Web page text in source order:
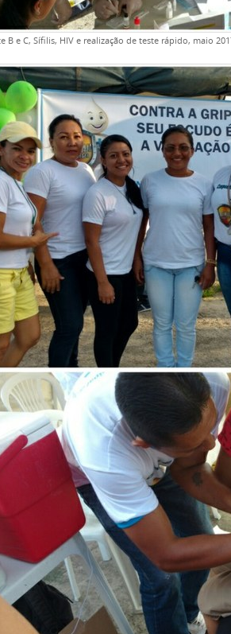
B e C, Sífilis, HIV e realização de teste rápido, maio